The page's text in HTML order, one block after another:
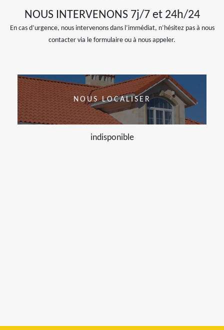
NOUS INTERVENONS 7j/7 et 24h/24
En cas d’urgence, nous intervenons dans l’immédiat, n’hésitez pas à nous
contacter via le formulaire ou à nous appeler.
NOUS LOCALISER
indisponible